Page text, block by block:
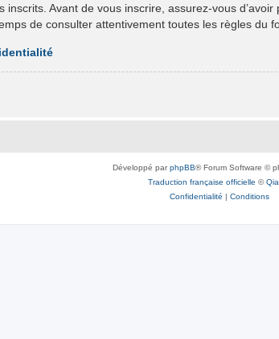
Avant de vous inscrire, assurez-vous
de consulter attentivement toutes les règles du
Développé parphpBB® Forum Software ©
Traduction française officielle ©
Confidentialité | Conditions